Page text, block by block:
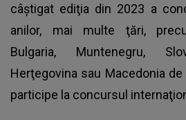
câştigat ediţia din 2023 a
anilor, mai multe ţări,
Bulgaria, Muntenegru,
Herţegovina sau Macedonia
participe la concursul